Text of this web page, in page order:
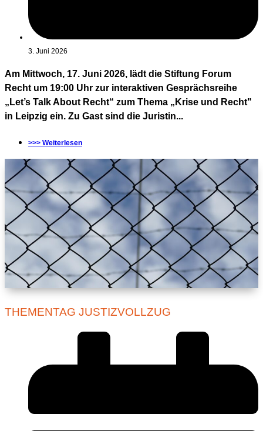
3. Juni 2026
Am Mittwoch, 17. Juni 2026, lädt die Stiftung Forum
Recht um 19:00 Uhr zur interaktiven Gesprächsreihe
„Let’s Talk About Recht“ zum Thema „Krise und Recht"
in Leipzig ein. Zu Gast sind die Juristin...
>>> Weiterlesen
THEMENTAG JUSTIZVOLLZUG